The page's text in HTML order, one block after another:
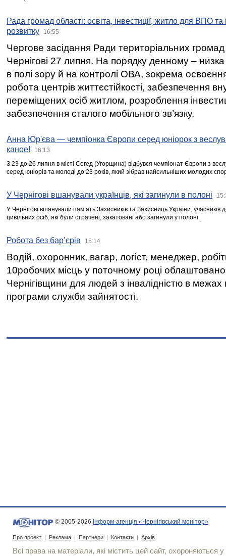
Рада громад області: освіта, інвестиції, житло для ВПО
розвитку
16:55
Чергове засідання Ради територіальних громад
Чернігові 27 липня. На порядку денному –
в полі зору й на контролі ОВА, зокрема освоєння
робота центрів життєстійкості, забезпечення
переміщених осіб житлом, розроблення
забезпечення сталого мобільного зв’язку.
Анна Юр'єва — чемпіонка Європи серед юніорок з
каное!
16:13
З 23 до 26 липня в місті Сегед (Угорщина) відбувся чемпіонат Європи з
серед юніорів та молоді до 23 років, який зібрав найсильніших молодих
У Чернігові вшанували українців, які загинули в полоні
У Чернігові вшанували пам’ять Захисників та Захисниць України,
цивільних осіб, які були страчені, закатовані або загинули у полоні.
Робота без бар’єрів 15:14
Водій, охоронник, вагар, логіст, менеджер,
10робочих місць у поточному році
Чернігівщини для людей з інвалідністю в межах
програми служби зайнятості.
© 2005-2026 Інформ-агенція «Чернігівський монітор»
Про проект | Реклама | Партнери | Контакти | Архів
Всі права на матеріали, які містить цей сайт, охороняються у